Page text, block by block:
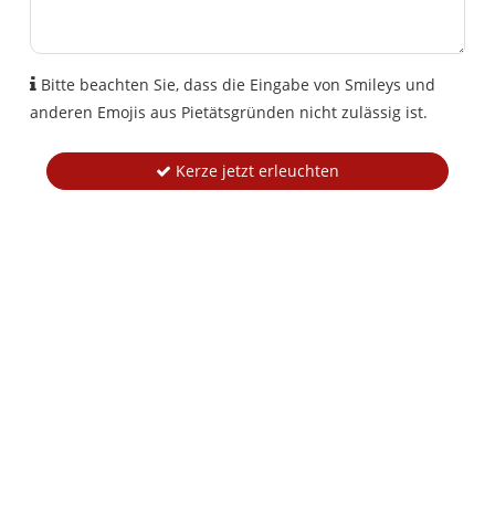
Bitte beachten Sie, dass die Eingabe von Smileys und
anderen Emojis aus Pietätsgründen nicht zulässig ist.
Kerze jetzt erleuchten